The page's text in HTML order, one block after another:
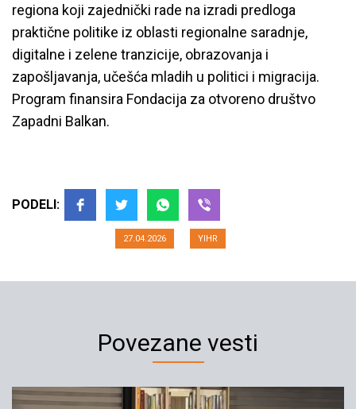
posetili Beograd
27.04.2026 YIHR
regiona koji zajednički rade na izradi predloga
praktične politike iz oblasti regionalne saradnje,
digitalne i zelene tranzicije, obrazovanja i
zapošljavanja, učešća mladih u politici i migracija.
Program finansira Fondacija za otvoreno društvo
Zapadni Balkan.
PODELI:
Povezane vesti